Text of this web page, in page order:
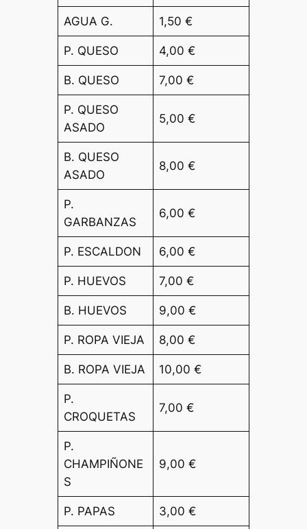
AGUA G. 1,50 €
P. QUESO 4,00 €
B. QUESO 7,00 €
P. QUESO
ASADO
5,00 €
B. QUESO
ASADO
8,00 €
P.
GARBANZAS
6,00 €
P. ESCALDON 6,00 €
P. HUEVOS 7,00 €
B. HUEVOS 9,00 €
P. ROPA VIEJA 8,00 €
B. ROPA VIEJA 10,00 €
P.
CROQUETAS
7,00 €
P.
CHAMPIÑONE
S
9,00 €
P. PAPAS 3,00 €